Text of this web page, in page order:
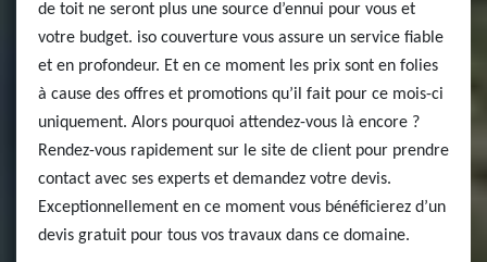
de toit ne seront plus une source d’ennui pour vous et
votre budget. iso couverture vous assure un service fiable
et en profondeur. Et en ce moment les prix sont en folies
à cause des offres et promotions qu’il fait pour ce mois-ci
uniquement. Alors pourquoi attendez-vous là encore ?
Rendez-vous rapidement sur le site de client pour prendre
contact avec ses experts et demandez votre devis.
Exceptionnellement en ce moment vous bénéficierez d’un
devis gratuit pour tous vos travaux dans ce domaine.